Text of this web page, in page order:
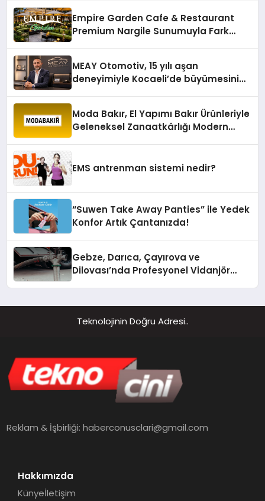
Empire Garden Cafe & Restaurant
Premium Nargile Sunumuyla Fark
MEAY Otomotiv, 15 yılı aşan
deneyimiyle Kocaeli’de büyümesini
Moda Bakır, El Yapımı Bakır Ürünleriyle
Geleneksel Zanaatkârlığı Modern
EMS antrenman sistemi nedir?
“Suwen Take Away Panties” ile Yedek
Konfor Artık Çantanızda!
Gebze, Darıca, Çayırova ve
Dilovası’nda Profesyonel Vidanjör
Teknolojinin Doğru Adresi..
Reklam & İşbirliği:haberconusclari@gmail.com
Hakkımızda
Künyeİletişim